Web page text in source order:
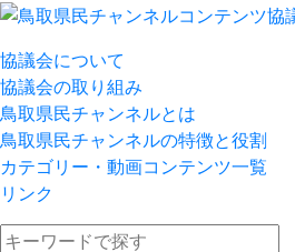
協議会について
協議会の取り組み
鳥取県民チャンネルとは
鳥取県民チャンネルの特徴と役割
カテゴリー・動画コンテンツ一覧
リンク